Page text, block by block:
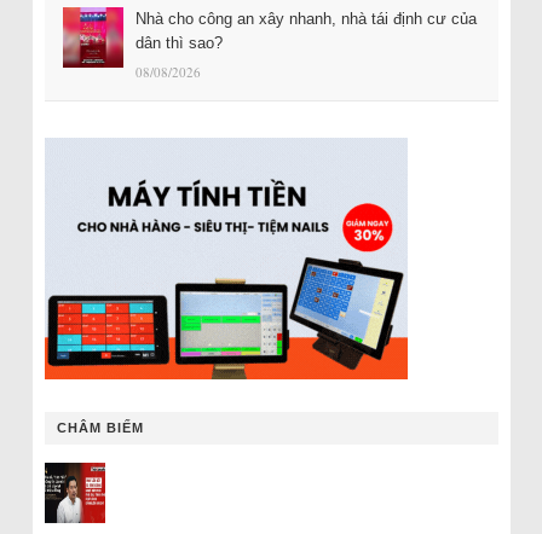
Nhà cho công an xây nhanh, nhà tái định cư của
dân thì sao?
08/08/2026
CHÂM BIẾM